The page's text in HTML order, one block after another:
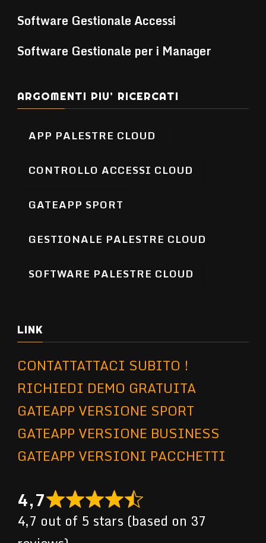
Software Gestionale Accessi
Software Gestionale per i Manager
ARGOMENTI PIU’ RICERCATI
APP PALESTRE CLOUD
CONTROLLO ACCESSI CLOUD
GATEAPP SPORT
GESTIONALE PALESTRE CLOUD
SOFTWARE PALESTRE CLOUD
LINK
CONTATTATTACI SUBITO !
RICHIEDI DEMO GRATUITA
GATEAPP VERSIONE SPORT
GATEAPP VERSIONE BUSINESS
GATEAPP VERSIONI PACCHETTI
4,7
4,7 out of 5 stars (based on 37